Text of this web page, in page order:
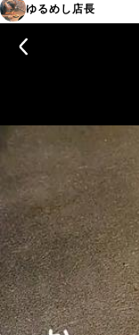
ゆるめし店長